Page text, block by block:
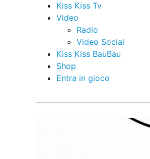
Kiss Kiss Tv
Video
Radio
Video Social
Kiss Kiss BauBau
Shop
Entra in gioco